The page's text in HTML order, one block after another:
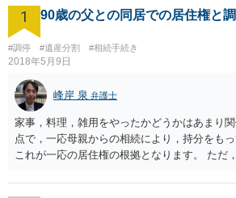
1 90歳の父との同居での居住権と
#調停 #遺産分割 #相続手続き
2018年5月9日
峰岸 泉 弁護士
家事，料理，雑用をやったかどうかはあまり
点で，一応母親からの相続により，持分をも
これが一応の居住権の根拠となります。 ただ